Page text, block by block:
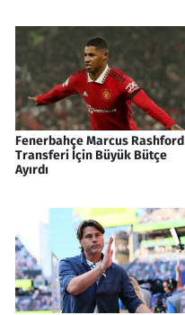
Fenerbahçe Marcus Rashford
Transferi İçin Büyük Bütçe
Ayırdı